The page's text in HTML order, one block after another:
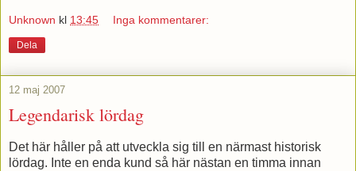
Unknown kl 13:45 Inga kommentarer:
Dela
12 maj 2007
Legendarisk lördag
Det här håller på att utveckla sig till en närmast historisk
lördag. Inte en enda kund så här nästan en timma innan